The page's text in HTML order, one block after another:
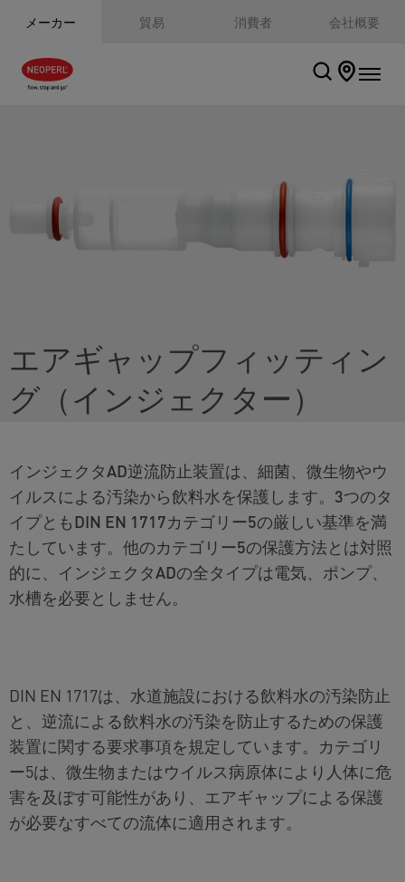
メーカー 貿易 消費者 会社概要
エアギャップフィッティン
グ（インジェクター）
インジェクタAD逆流防止装置は、細菌、微生物やウ
イルスによる汚染から飲料水を保護します。3つのタ
イプともDIN EN 1717カテゴリー5の厳しい基準を満
たしています。他のカテゴリー5の保護方法とは対照
的に、インジェクタADの全タイプは電気、ポンプ、
水槽を必要としません。
DIN EN 1717は、水道施設における飲料水の汚染防止
と、逆流による飲料水の汚染を防止するための保護
装置に関する要求事項を規定しています。カテゴリ
ー5は、微生物またはウイルス病原体により人体に危
害を及ぼす可能性があり、エアギャップによる保護
が必要なすべての流体に適用されます。